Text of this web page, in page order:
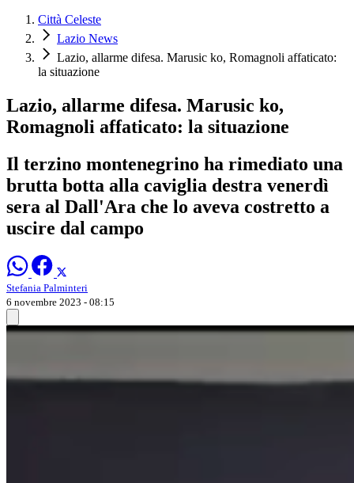
Città Celeste
Lazio News
Lazio, allarme difesa. Marusic ko, Romagnoli affaticato:
la situazione
Lazio, allarme difesa. Marusic ko,
Romagnoli affaticato: la situazione
Il terzino montenegrino ha rimediato una
brutta botta alla caviglia destra venerdì
sera al Dall'Ara che lo aveva costretto a
uscire dal campo
Stefania Palminteri
6 novembre 2023 - 08:15